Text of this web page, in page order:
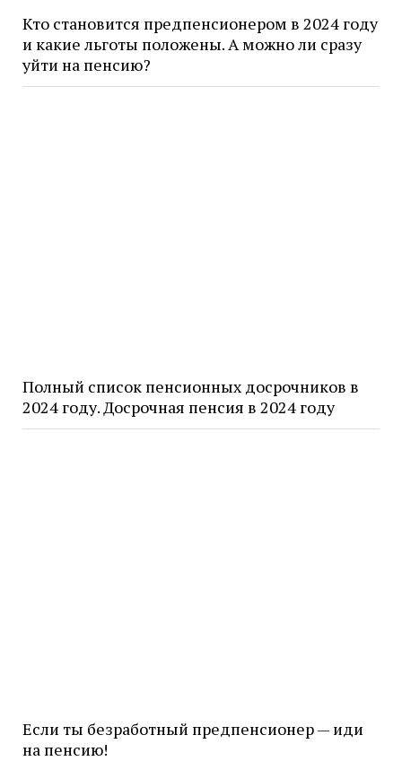
Кто становится предпенсионером в 2024 году
и какие льготы положены. А можно ли сразу
уйти на пенсию?
Полный список пенсионных досрочников в
2024 году. Досрочная пенсия в 2024 году
Если ты безработный предпенсионер — иди
на пенсию!